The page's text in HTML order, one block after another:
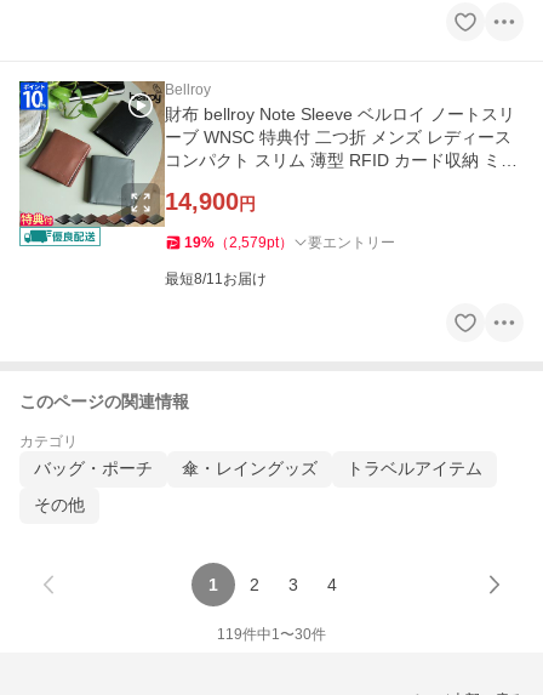
Bellroy
財布 bellroy Note Sleeve ベルロイ ノートスリ
ーブ WNSC 特典付 二つ折 メンズ レディース
コンパクト スリム 薄型 RFID カード収納 ミニ
14,900円
19% （2,579pt） 要エントリー
最短8/11お届け
このページの関連情報
カテゴリ
バッグ・ポーチ 傘・レイングッズ
トラベルアイテム
その他
1 2 3 4
119件中1〜30件